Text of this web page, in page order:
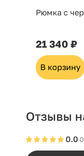
Рюмка с
21 340 ₽
В корзину
Отзывы
0.0